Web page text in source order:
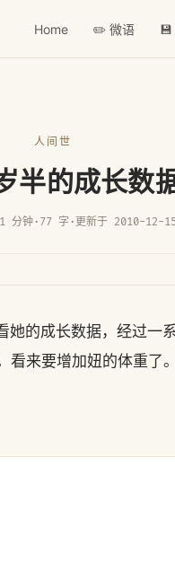
Home ✏️ 微语
人间世
半的成长数
1 分钟· 77 字 · 更新于 2010-12-
的成长数据，经过一
来要增加妞的体重了。